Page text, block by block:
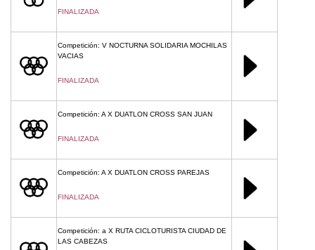
FINALIZADA
Competición: V NOCTURNA SOLIDARIA MOCHILAS
VACIAS
FINALIZADA
Competición: A X DUATLON CROSS SAN JUAN
FINALIZADA
Competición: A X DUATLON CROSS PAREJAS
FINALIZADA
Competición: a X RUTA CICLOTURISTA CIUDAD DE
LAS CABEZAS